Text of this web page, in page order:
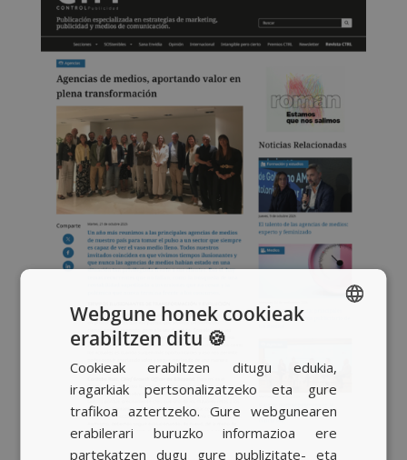
BASQUE
CATALAN
ENGLISH
Webgune honek cookieak
erabiltzen ditu 🍪
Cookieak erabiltzen ditugu edukia,
iragarkiak pertsonalizatzeko eta gure
trafikoa aztertzeko. Gure webgunearen
erabilerari buruzko informazioa ere
partekatzen dugu gure publizitate- eta